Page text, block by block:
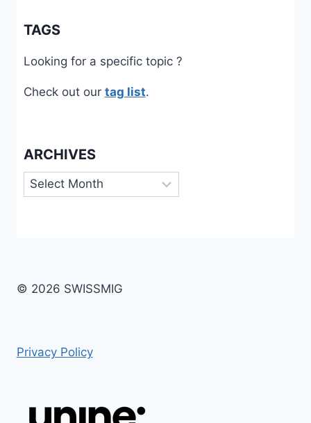
TAGS
Looking for a specific topic ?
Check out our tag list.
ARCHIVES
Archives
© 2026 SWISSMIG
Privacy Policy